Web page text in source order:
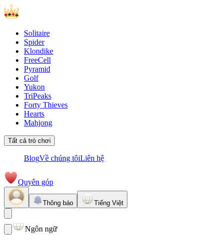
Solitaire
Spider
Klondike
FreeCell
Pyramid
Golf
Yukon
TriPeaks
Forty Thieves
Hearts
Mahjong
Tất cả trò chơi
BlogVề chúng tôiLiên hệ
Quyên góp
Thông báo Tiếng Việt
Ngôn ngữ